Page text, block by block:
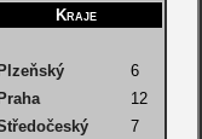
Kraje
Plzeňský
6
Praha
12
7